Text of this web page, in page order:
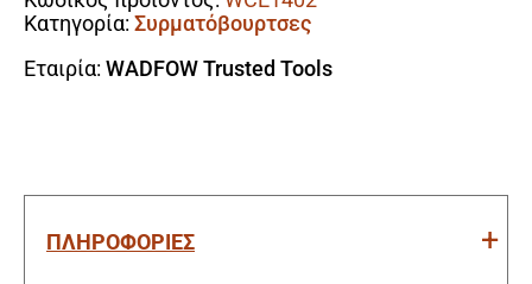
Κατηγορία: Συρματόβουρτσες
Εταιρία: WADFOW Trusted Tools
ΠΛΗΡΟΦΟΡΙΕΣ